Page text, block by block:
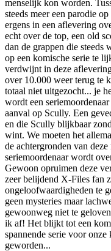
menselijk kon worden.
steeds meer een parodie
ergens in een aflevering
echt over de top, een old
dan de grappen die steeds
op een komische serie te
verdwijnt in deze
over 10.000 weer terug te
totaal niet uitgezocht... je
wordt een
aanval op Scully. Een
en die Scully blijkbaar
wint. We moeten het
de achtergronden van
seriemoordenaar wordt
Gewoon opruimen deze
zeer belijdend X-Files fan
ongeloofwaardigheden te
geen mysteries maar
gewoonweg niet te
ik af! Het blijkt tot een
spannende serie voor
geworden...